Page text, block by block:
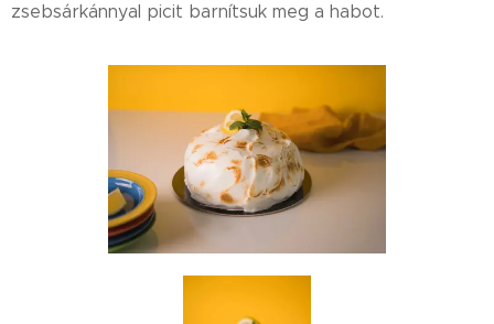
zsebsárkánnyal picit barnítsuk meg a habot.